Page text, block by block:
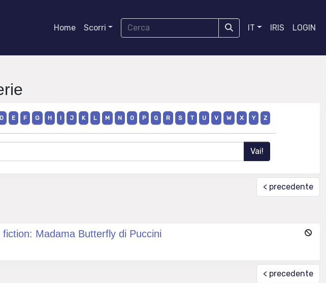
Home Scorri IT IRIS LOGIN
D E F G H I J K L M N O P Q R S T U V W X Y Z
< precedente
Madama Butterfly di Puccini
< precedente